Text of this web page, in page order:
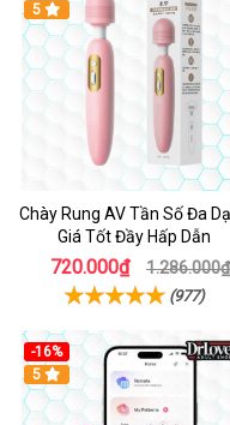
Hot
5
Chày Rung AV Tần Số Đa
Giá Tốt Đầy Hấp Dẫn
720.000₫ 1.286.000₫
(977)
-16%
Hot
5